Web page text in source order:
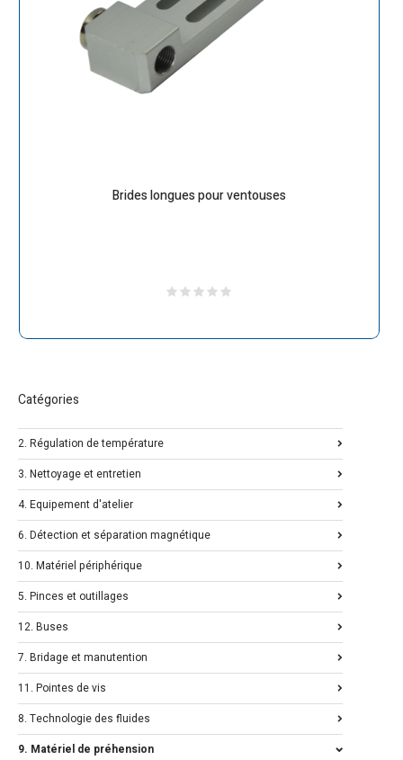
Brides longues pour ventouses
Catégories
2. Régulation de température
3. Nettoyage et entretien
4. Equipement d'atelier
6. Détection et séparation magnétique
10. Matériel périphérique
5. Pinces et outillages
12. Buses
7. Bridage et manutention
11. Pointes de vis
8. Technologie des fluides
9. Matériel de préhension